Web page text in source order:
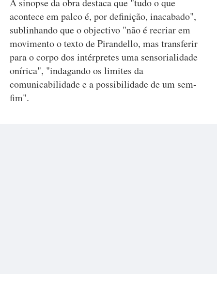
A sinopse da obra destaca que "tudo o que
acontece em palco é, por definição, inacabado",
sublinhando que o objectivo "não é recriar em
movimento o texto de Pirandello, mas transferir
para o corpo dos intérpretes uma sensorialidade
onírica", "indagando os limites da
comunicabilidade e a possibilidade de um sem-
fim".